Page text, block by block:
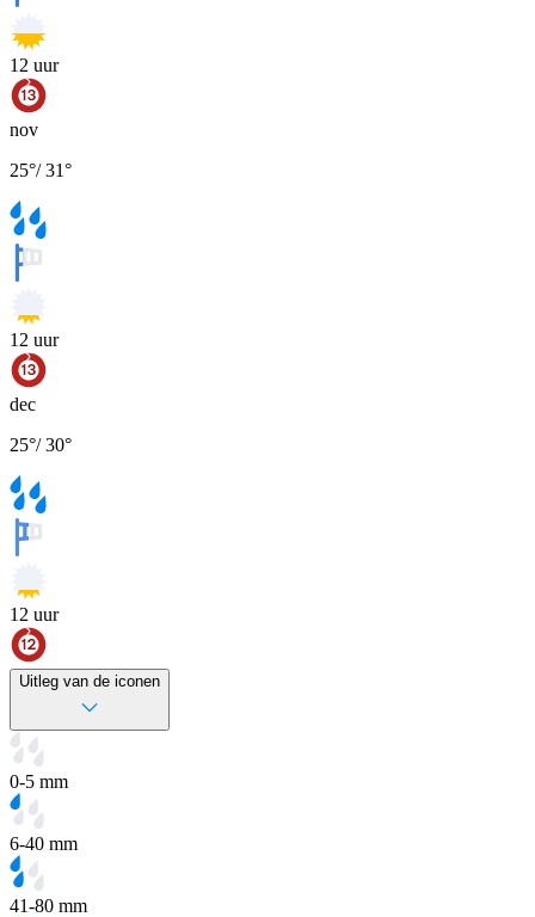
12 uur
nov
25°/31°
12 uur
dec
25°/30°
12 uur
Uitleg van de iconen
0-5 mm
6-40 mm
41-80 mm